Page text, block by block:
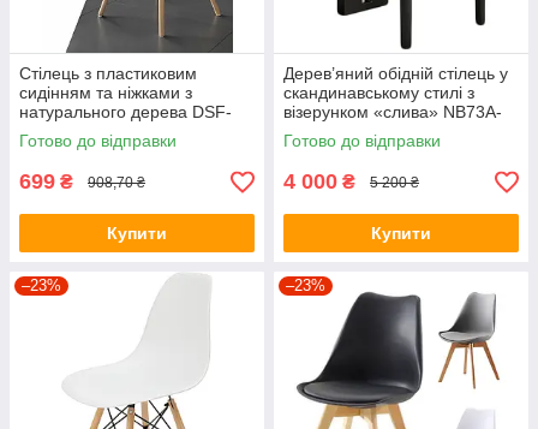
Стілець з пластиковим
сидінням та ніжками з
натурального дерева DSF-
310 White
Готово до відправки
699 ₴ 908,70 ₴
Купити
Дерев’яний обідній стілець у
скандинавському стилі з
візерунком «слива» NB73A-
W&B
Готово до відправки
4 000 ₴ 5 200 ₴
Купити
–23% –23%